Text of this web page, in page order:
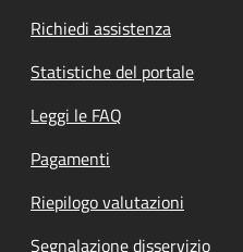
Richiedi assistenza
Statistiche del portale
Leggi le FAQ
Pagamenti
Riepilogo valutazioni
Segnalazione disservizio